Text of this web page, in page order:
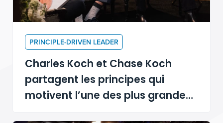
PRINCIPLE-DRIVEN LEADER
Charles Koch et Chase Koch
partagent les principes qui
motivent l’une des plus grandes